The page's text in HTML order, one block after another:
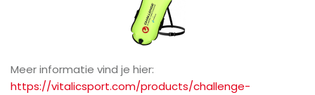
Meer informatie vind je hier:
https://vitalicsport.com/products/challenge-